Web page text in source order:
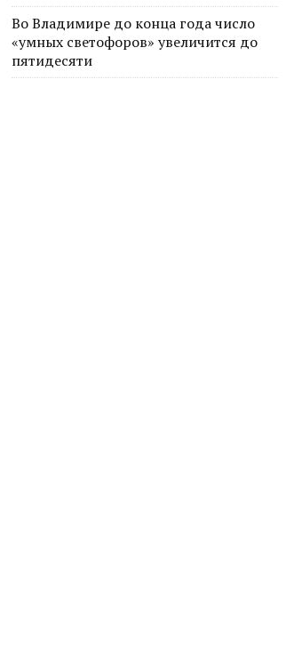
Во Владимире до конца года число
«умных светофоров» увеличится до
пятидесяти